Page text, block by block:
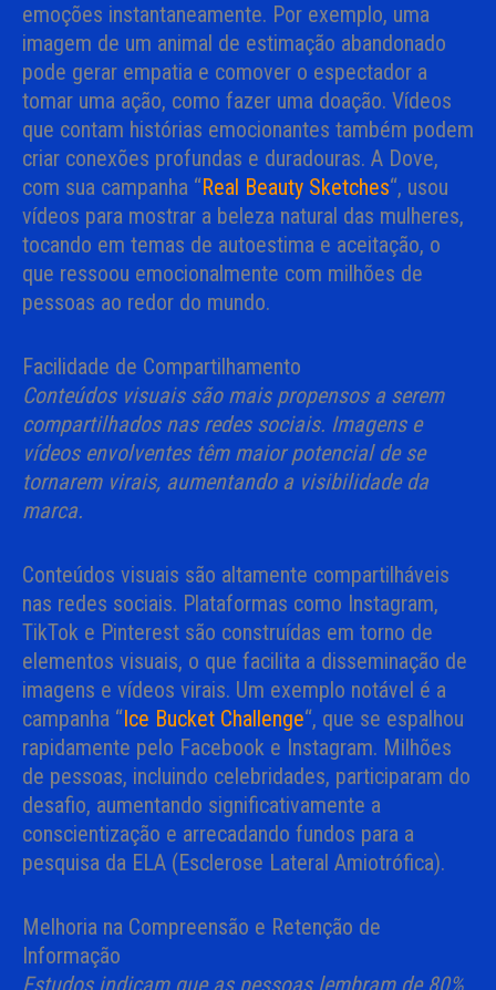
emoções instantaneamente. Por exemplo, uma
imagem de um animal de estimação abandonado
pode gerar empatia e comover o espectador a
tomar uma ação, como fazer uma doação. Vídeos
que contam histórias emocionantes também podem
criar conexões profundas e duradouras. A Dove,
com sua campanha “Real Beauty Sketches“, usou
vídeos para mostrar a beleza natural das mulheres,
tocando em temas de autoestima e aceitação, o
que ressoou emocionalmente com milhões de
pessoas ao redor do mundo.
Facilidade de Compartilhamento
Conteúdos visuais são mais propensos a serem
compartilhados nas redes sociais. Imagens e
vídeos envolventes têm maior potencial de se
tornarem virais, aumentando a visibilidade da
marca.
Conteúdos visuais são altamente compartilháveis
nas redes sociais. Plataformas como Instagram,
TikTok e Pinterest são construídas em torno de
elementos visuais, o que facilita a disseminação de
imagens e vídeos virais. Um exemplo notável é a
campanha “Ice Bucket Challenge“, que se espalhou
rapidamente pelo Facebook e Instagram. Milhões
de pessoas, incluindo celebridades, participaram do
desafio, aumentando significativamente a
conscientização e arrecadando fundos para a
pesquisa da ELA (Esclerose Lateral Amiotrófica).
Melhoria na Compreensão e Retenção de
Informação
Estudos indicam que as pessoas lembram de 80%